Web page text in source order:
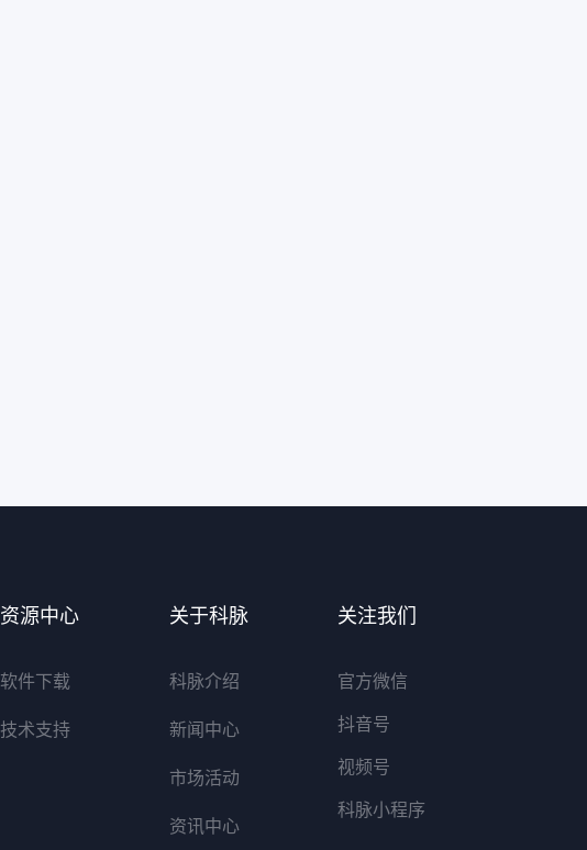
资源中心
软件下载
技术支持
关于科脉
科脉介绍
新闻中心
市场活动
资讯中心
关注我们
官方微信
抖音号
视频号
科脉小程序